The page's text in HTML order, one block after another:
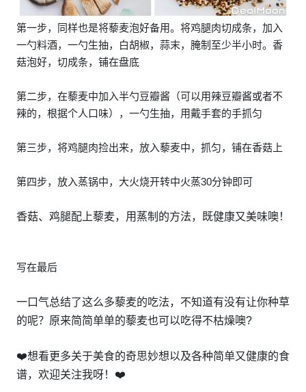
第一步，同样也是将藜麦泡好备用。将鸡腿肉切成条，加入
一勺料酒，一勺生抽，白胡椒，蒜末，腌制至少半小时。香
菇泡好，切成条，铺在盘底
第二步，在藜麦中加入半勺豆瓣酱（可以用辣豆瓣酱或者不
辣的，根据个人口味），一勺生抽，用戴手套的手抓匀
第三步，将鸡腿肉捡出来，放入藜麦中，抓匀，铺在香菇上
第四步，放入蒸锅中，大火烧开转中火蒸30分钟即可
香菇、鸡腿配上藜麦，用蒸制的方法，既健康又美味噢！
写在最后
一口气总结了这么多藜麦的吃法，不知道有没有让你种草
的呢？原来简简单单的藜麦也可以吃得不枯燥噢?
❤️想看更多关于美食的奇思妙想以及各种简单又健康的食
谱，欢迎关注我呀！❤️